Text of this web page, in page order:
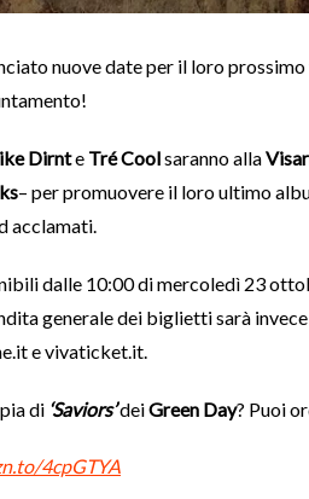
nuove date per il loro
Dirnte Tré Coolsaranno alla
– per promuovere il loro ultimo
acclamati.
dalle 10:00 di mercoledì 23
generale dei biglietti sarà
e vivaticket.it.
di ‘Saviors’deiGreen Day? Puoi
4cpGTYA